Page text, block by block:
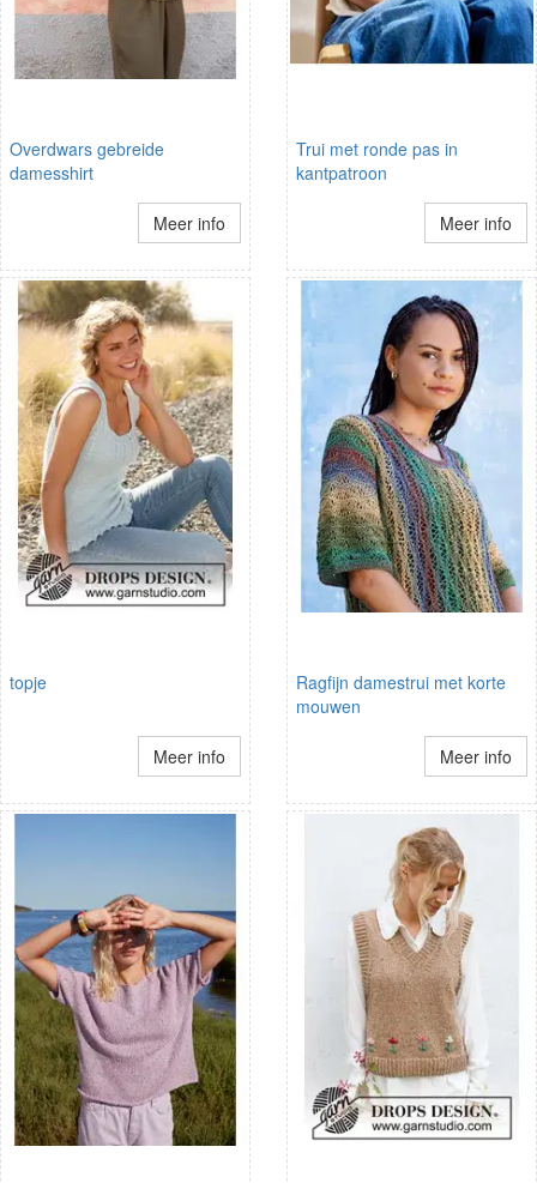
Overdwars gebreide
damesshirt
Meer info
Trui met ronde pas in
kantpatroon
Meer info
topje
Meer info
Ragfijn damestrui met korte
mouwen
Meer info